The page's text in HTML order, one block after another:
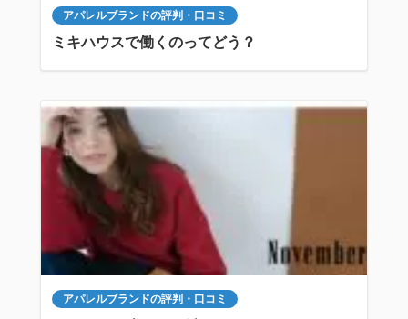
アパレルブランドの評判・口コミ
ミキハウスで働くのってどう？
アパレルブランドの評判・口コミ